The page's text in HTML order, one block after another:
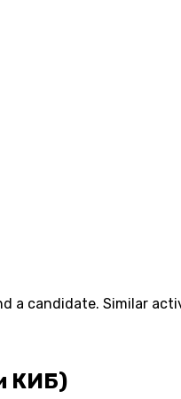
a candidate. Similar
КИБ)